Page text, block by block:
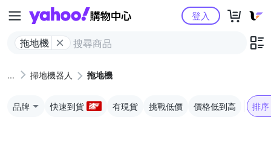
Yahoo購物中心
拖地機
登入
掃地機器人 拖地機
品牌 快速到貨 有現貨 挑戰低價 價格低到高 排序